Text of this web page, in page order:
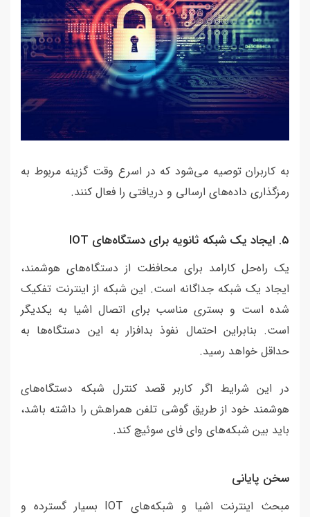
به کاربران توصیه می‌شود که در اسرع وقت گزینه مربوط به
رمزگذاری داده‌های ارسالی و دریافتی را فعال کنند.
٥. ایجاد یک شبکه ثانویه برای دستگاه‌های IOT
یک راه‌حل کارامد برای محافظت از دستگاه‌های هوشمند،
ایجاد یک شبکه جداگانه است. این شبکه از اینترنت تفکیک
شده است و بستری مناسب برای اتصال اشیا به یکدیگر
است. بنابراین احتمال نفوذ بدافزار به این دستگاه‌ها به
حداقل خواهد رسید.
در این شرایط اگر کاربر قصد کنترل شبکه دستگاه‌های
هوشمند خود از طریق گوشی تلفن همراهش را داشته باشد،
باید بین شبکه‌های وای فای سوئیچ کند.
سخن پایانی
مبحث اینترنت اشیا و شبکه‌های IOT بسیار گسترده و